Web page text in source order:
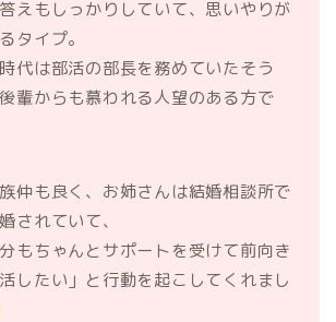
えもしっかりしていて、思いやりが
タイプ。
代は部活の部長を務めていたそう
輩からも慕われる人望のある方で
仲も良く、お姉さんは結婚相談所で
されていて、
分もちゃんとサポートを受けて前向き
したい」と行動を起こしてくれまし